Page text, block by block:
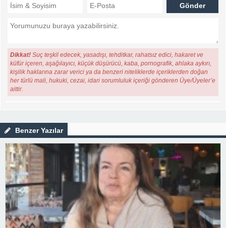
Dikkat! Suç teşkil edecek, yasadışı, tehditkar, rahatsız edici, hakaret ve
küfür içeren, aşağılayıcı, küçük düşürücü, kaba, pornografik, ahlaka aykırı,
kişilik haklarına zarar verici ya da benzeri niteliklerde içeriklerden doğan
her türlü mali, hukuki, cezai, idari sorumluluk içeriği gönderen Üye/Üyeler’e
aittir.
Benzer Yazılar